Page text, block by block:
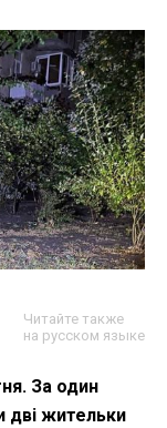
Читайте также
на русском языке
За один
дві жительки